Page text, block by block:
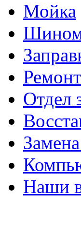
Мойка
Отдел
Наши